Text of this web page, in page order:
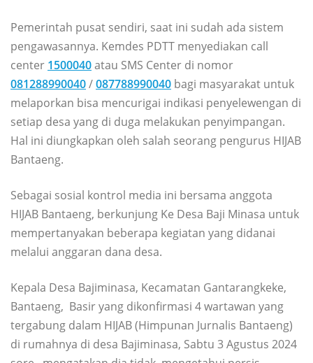
Pemerintah pusat sendiri, saat ini sudah ada sistem
pengawasannya. Kemdes PDTT menyediakan call
center 1500040atau SMS Center di nomor
081288990040/087788990040 bagi masyarakat untuk
melaporkan bisa mencurigai indikasi penyelewengan di
setiap desa yang di duga melakukan penyimpangan.
Hal ini diungkapkan oleh salah seorang pengurus HIJAB
Bantaeng.
Sebagai sosial kontrol media ini bersama anggota
HIJAB Bantaeng, berkunjung Ke Desa Baji Minasa untuk
mempertanyakan beberapa kegiatan yang didanai
melalui anggaran dana desa.
Kepala Desa Bajiminasa, Kecamatan Gantarangkeke,
Bantaeng, Basir yang dikonfirmasi 4 wartawan yang
tergabung dalam HIJAB (Himpunan Jurnalis Bantaeng)
di rumahnya di desa Bajiminasa, Sabtu 3 Agustus 2024